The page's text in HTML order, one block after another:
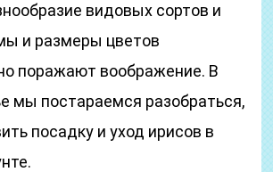
видовых сортов и
и размеры цветов
поражают воображение. В
мы постараемся разобраться,
посадку и уход ирисов в